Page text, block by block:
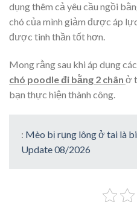
dụng thêm cả yêu cầu ngồi
chó của mình giảm được áp
được tinh thần tốt hơn.
Mong rằng sau khi áp dụng
chó poodle đi bằng 2 chân ở
bạn thực hiện thành công.
: Mèo bị rụng lông ở tai là
Update 08/2026